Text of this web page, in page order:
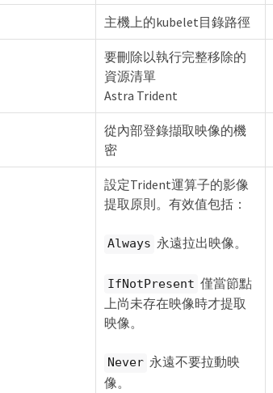
主機上的kubelet目錄路徑
要刪除以執行完整移除的
資源清單
Astra Trident
從內部登錄擷取映像的機
密
設定Trident運算子的影像
提取原則。有效值包括：
Always 永遠拉出映像。
IfNotPresent 僅當節點
上尚未存在映像時才提取
映像。
Never 永遠不要拉動映
像。